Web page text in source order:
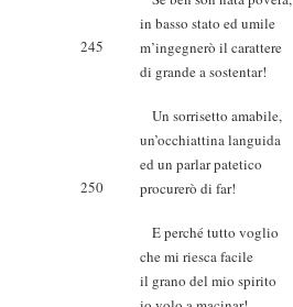
in basso stato ed umile
245
m’ingegnerò il carattere
di grande a sostentar!
Un sorrisetto amabile,
un’occhiattina languida
ed un parlar patetico
250
procurerò di far!
E perché tutto voglio
che mi riesca facile
il grano del mio spirito